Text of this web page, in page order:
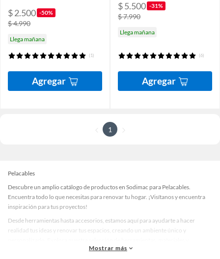
$ 2.500 -50%
$ 4.990
Llega mañana
(1)
Agregar
$ 5.500 -31%
$ 7.990
Llega mañana
(6)
Agregar
1
Pelacables
Descubre un amplio catálogo de productos en Sodimac para Pelacables.
Encuentra todo lo que necesitas para renovar tu hogar. ¡Visítanos y encuentra
inspiración para tus proyectos!
Desde herramientas hasta accesorios, estamos aquí para ayudarte a hacer
realidad tus ideas y renovar tus espacios, creando un ambiente único y
accesorios de calidad que te ayudarán a crear un espacio más tú.
Mostrar más